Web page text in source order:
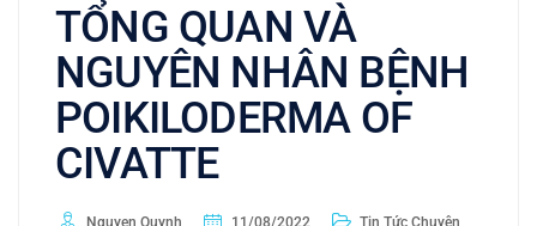
TỔNG QUAN VÀ
NGUYÊN NHÂN BỆNH
POIKILODERMA OF
CIVATTE
Nguyen Quynh 11/08/2022
Tin Tức Chuyên